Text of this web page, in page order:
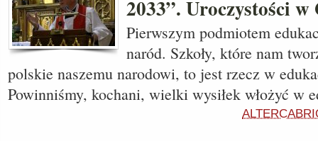
2033”. Uroczystości w
Pierwszym podmiotem
naród. Szkoły, które nam
polskie naszemu narodowi, to jest rzecz w
Powinniśmy, kochani, wielki wysiłek włożyć w